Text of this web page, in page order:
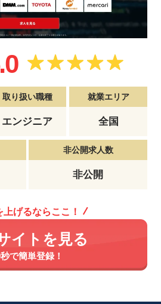
取り扱い職種
エンジニア
就業エリア
全国
非公開求人数
非公開
上げるならここ！
イトを見る
で簡単登録！